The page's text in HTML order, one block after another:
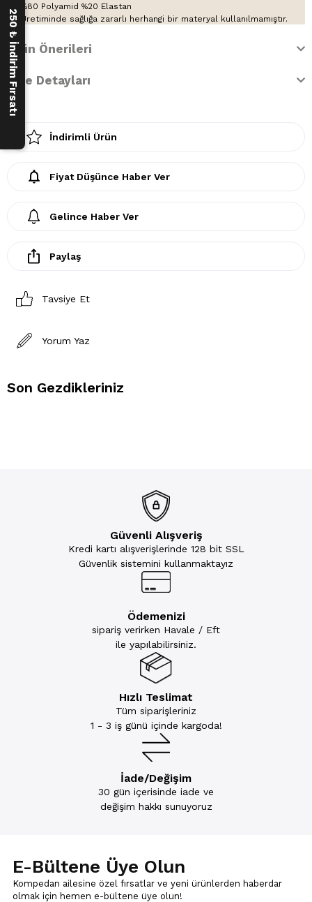
%80 Polyamid %20 Elastan
Üretiminde sağlığa zararlı herhangi bir materyal kullanılmamıştır.
Ürün Önerileri
İade Detayları
İndirimli Ürün
Fiyat Düşünce Haber Ver
Gelince Haber Ver
Paylaş
Tavsiye Et
Yorum Yaz
Son Gezdikleriniz
Güvenli Alışveriş
Kredi kartı alışverişlerinde 128 bit SSL
Güvenlik sistemini kullanmaktayız
Ödemenizi
sipariş verirken Havale / Eft
ile yapılabilirsiniz.
Hızlı Teslimat
Tüm siparişleriniz
1 - 3 iş günü içinde kargoda!
İade/Değişim
30 gün içerisinde iade ve
değişim hakkı sunuyoruz
E-Bültene Üye Olun
Kompedan ailesine özel fırsatlar ve yeni ürünlerden haberdar
olmak için hemen e-bültene üye olun!
250 ₺ İndirim Fırsatı